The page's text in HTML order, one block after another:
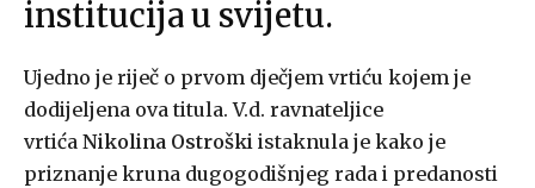
institucija u svijetu.
Ujedno je riječ o prvom dječjem vrtiću kojem je
dodijeljena ova titula. V.d. ravnateljice
vrtića Nikolina Ostroški istaknula je kako je
priznanje kruna dugogodišnjeg rada i predanosti